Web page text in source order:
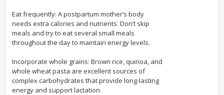
Eat frequently: A postpartum mother’s body
needs extra calories and nutrients. Don’t skip
meals and try to eat several small meals
throughout the day to maintain energy levels.
Incorporate whole grains: Brown rice, quinoa, and
whole wheat pasta are excellent sources of
complex carbohydrates that provide long-lasting
energy and support lactation.